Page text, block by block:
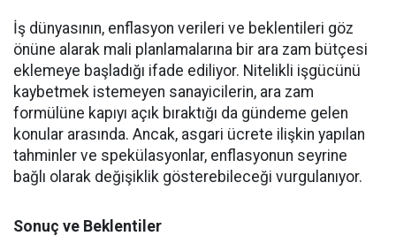
İş dünyasının, enflasyon verileri ve beklentileri göz
önüne alarak mali planlamalarına bir ara zam bütçesi
eklemeye başladığı ifade ediliyor. Nitelikli işgücünü
kaybetmek istemeyen sanayicilerin, ara zam
formülüne kapıyı açık bıraktığı da gündeme gelen
konular arasında. Ancak, asgari ücrete ilişkin yapılan
tahminler ve spekülasyonlar, enflasyonun seyrine
bağlı olarak değişiklik gösterebileceği vurgulanıyor.
Sonuç ve Beklentiler